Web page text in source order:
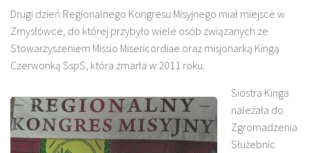
Drugi dzień Regionalnego Kongresu Misyjnego miał miejsce w
Zmysłówce, do której przybyło wiele osób związanych ze
Stowarzyszeniem Missio Misericordiae oraz misjonarką Kingą
Czerwonką SspS, która zmarła w 2011 roku.
Siostra Kinga
należała do
Zgromadzenia
Służebnic